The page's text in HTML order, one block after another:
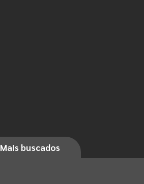
Mais buscados